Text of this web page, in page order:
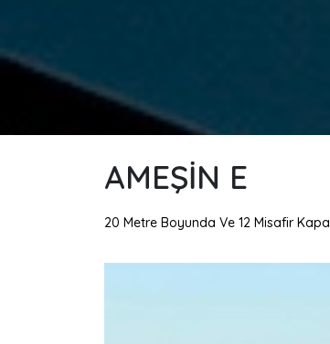
AMEŞIN E
20 Metre Boyunda Ve 12 Misafir